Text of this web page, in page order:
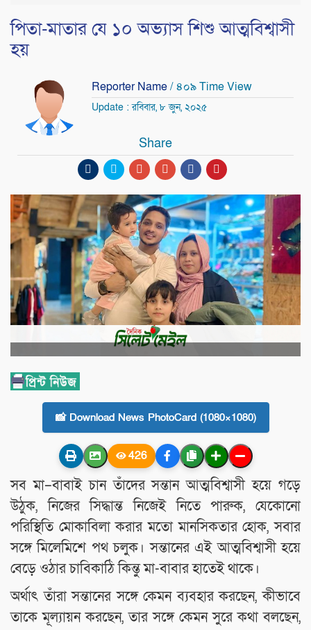
পিতা-মাতার যে ১০ অভ্যাস শিশু আত্মবিশ্বাসী
হয়
Reporter Name/ ৪০৯ Time View
Update : রবিবার, ৮ জুন, ২০২৫
Share
📸 Download News PhotoCard (1080×1080)
426
সব মা–বাবাই চান তাঁদের সন্তান আত্মবিশ্বাসী হয়ে গড়ে
উঠুক, নিজের সিদ্ধান্ত নিজেই নিতে পারুক, যেকোনো
পরিস্থিতি মোকাবিলা করার মতো মানসিকতার হোক, সবার
সঙ্গে মিলেমিশে পথ চলুক। সন্তানের এই আত্মবিশ্বাসী হয়ে
বেড়ে ওঠার চাবিকাঠি কিন্তু মা-বাবার হাতেই থাকে।
অর্থাৎ তাঁরা সন্তানের সঙ্গে কেমন ব্যবহার করছেন, কীভাবে
তাকে মূল্যায়ন করছেন, তার সঙ্গে কেমন সুরে কথা বলছেন,